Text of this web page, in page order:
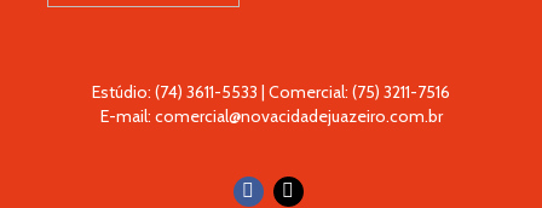
Estúdio: (74) 3611-5533 | Comercial: (75) 3211-7516
E-mail: comercial@novacidadejuazeiro.com.br